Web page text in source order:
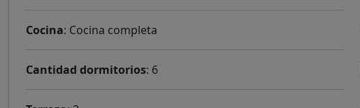
Cocina: Cocina completa
Cantidad dormitorios: 6